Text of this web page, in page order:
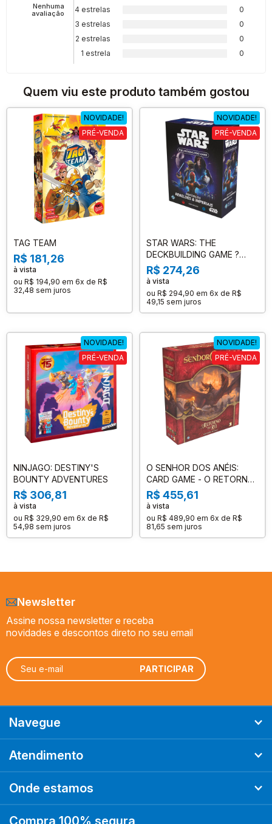
Nenhuma
avaliação
4 estrelas
0
3 estrelas
0
2 estrelas
0
1 estrela
0
Quem viu este produto também gostou
NOVIDADE!
PRÉ-VENDA
TAG TEAM
R$ 181,26
à vista
ou R$ 194,90 em 6x de R$
32,48 sem juros
NOVIDADE!
PRÉ-VENDA
STAR WARS: THE
DECKBUILDING GAME ?
REFORÇOS REBELDES E
IMPERIAIS (EXPANSÃO)
R$ 274,26
à vista
ou R$ 294,90 em 6x de R$
49,15 sem juros
NOVIDADE!
PRÉ-VENDA
NINJAGO: DESTINY'S
BOUNTY ADVENTURES
R$ 306,81
à vista
ou R$ 329,90 em 6x de R$
54,98 sem juros
NOVIDADE!
PRÉ-VENDA
O SENHOR DOS ANÉIS:
CARD GAME - O RETORNO
DO REI (EXPANSÃO DE
SAGA)
R$ 455,61
à vista
ou R$ 489,90 em 6x de R$
81,65 sem juros
Newsletter
Assine nossa newsletter e receba
novidades e descontos direto no seu email
Navegue
Atendimento
Onde estamos
Compra 100% segura